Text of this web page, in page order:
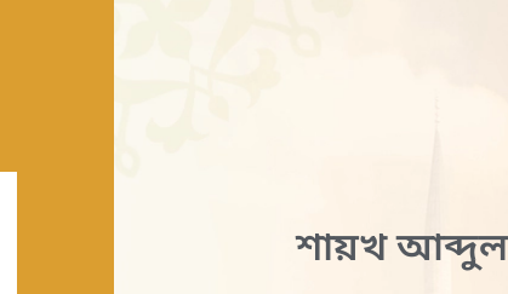
শায়খ আব্দুল